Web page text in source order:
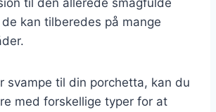
kan tilberedes på mange
svampe til din porchetta, kan du
med forskellige typer for at